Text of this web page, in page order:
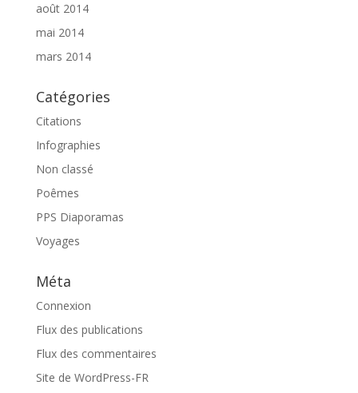
août 2014
mai 2014
mars 2014
Catégories
Citations
Infographies
Non classé
Poêmes
PPS Diaporamas
Voyages
Méta
Connexion
Flux des publications
Flux des commentaires
Site de WordPress-FR